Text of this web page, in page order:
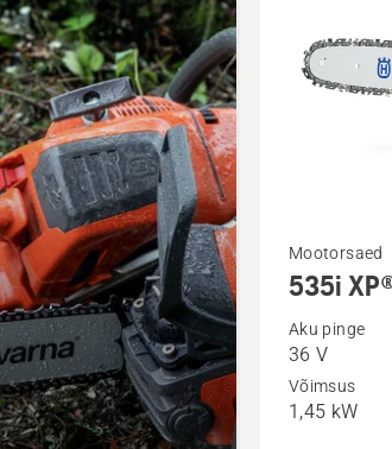
Vaata
rohkem
üksikasju
toote
535i
XP®
Mootorsaed
535i
Aku pinge
36 V
Võimsus
1,45 kW